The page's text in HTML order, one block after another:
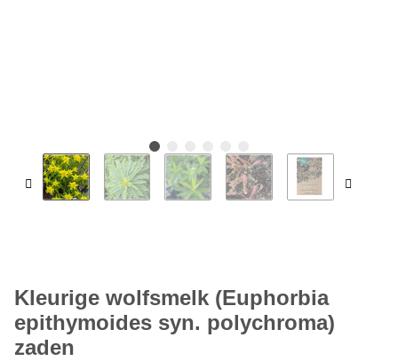
Kleurige wolfsmelk (Euphorbia
epithymoides syn. polychroma)
zaden